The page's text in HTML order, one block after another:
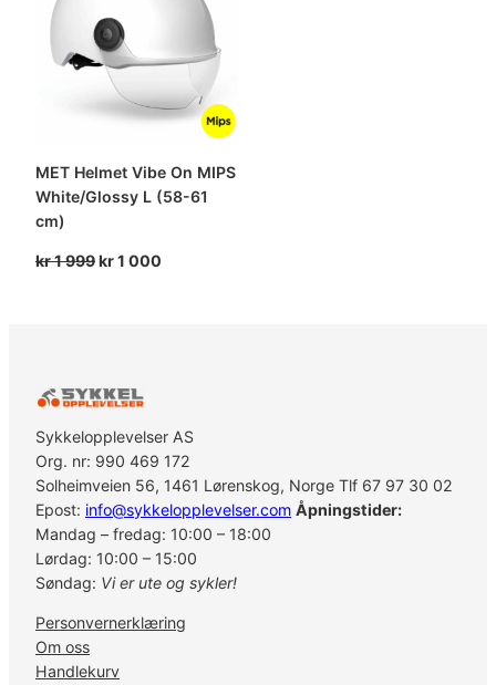
MET Helmet Vibe On MIPS
White/Glossy L (58-61
cm)
kr1 999Opprinnelig
kr1 000
Sykkelopplevelser AS
Org. nr: 990 469 172
Solheimveien 56, 1461 Lørenskog, Norge Tlf 67 97 30 02
Epost: info@sykkelopplevelser.com Åpningstider:
Mandag – fredag: 10:00 – 18:00
Lørdag: 10:00 – 15:00
Søndag: Vi er ute og sykler!
Personvernerklæring
Om oss
Handlekurv